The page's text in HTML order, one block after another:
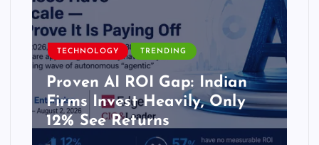
TECHNOLOGY TRENDING
Proven AI ROI Gap: Indian
Firms Invest Heavily, Only
12% See Returns